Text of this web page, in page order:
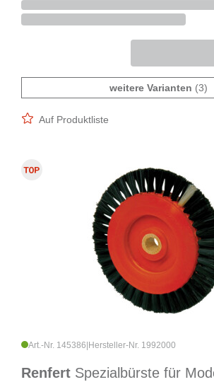
weitere Varianten (3)
Auf Produktliste
Art.-Nr. 145386 Hersteller-Nr. 1992000
Renfert Spezialbürste für